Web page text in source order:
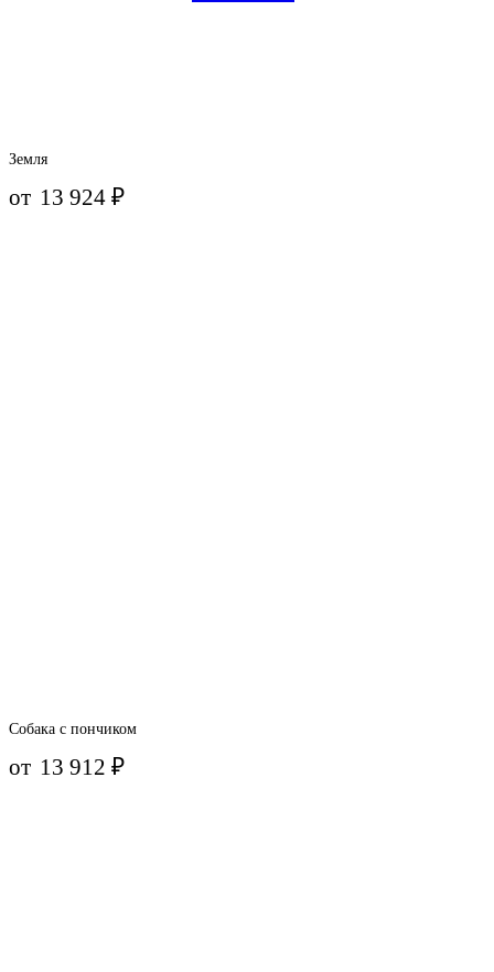
Земля
от 13 924₽
Собака с пончиком
от 13 912₽